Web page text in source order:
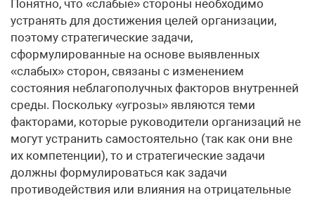
Понятно, что «слабые» стороны необходимо
устранять для достижения целей организации,
поэтому стратегические задачи,
сформулированные на основе выявленных
«слабых» сторон, связаны с изменением
состояния неблагополучных факторов внутренней
среды. Поскольку «угрозы» являются теми
факторами, которые руководители организаций не
могут устранить самостоятельно (так как они вне
их компетенции), то и стратегические задачи
должны формулироваться как задачи
противодействия или влияния на отрицательные